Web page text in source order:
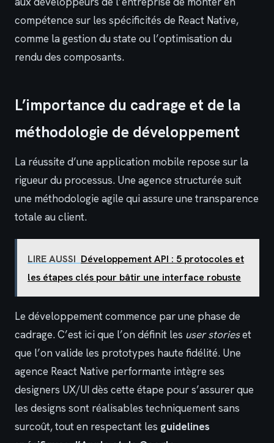
compétence sur les spécificités de React Native,
comme la gestion du state ou l’optimisation du
rendu des composants.
L’importance du cadrage et de la
méthodologie de développement
La réussite d’une application mobile repose sur la
rigueur du processus. Une agence structurée suit
une méthodologie agile qui assure une transparence
totale au client.
LIRE AUSSI Développement API : 5 protocoles et
les étapes clés pour bâtir une interface robuste
Le développement commence par une phase de
cadrage. C’est ici que l’on définit les user storieset
que l’on valide les prototypes haute fidélité. Une
agence React Native performante intègre ses
designers UX/UI dès cette étape pour s’assurer que
les designs sont réalisables techniquement sans
surcoût, tout en respectant les guidelines